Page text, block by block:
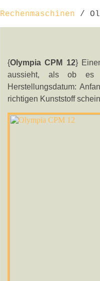
Rechenmaschinen /
{Olympia CPM 12}
aussieht, als ob es
Herstellungsdatum:
richtigen Kunststoff